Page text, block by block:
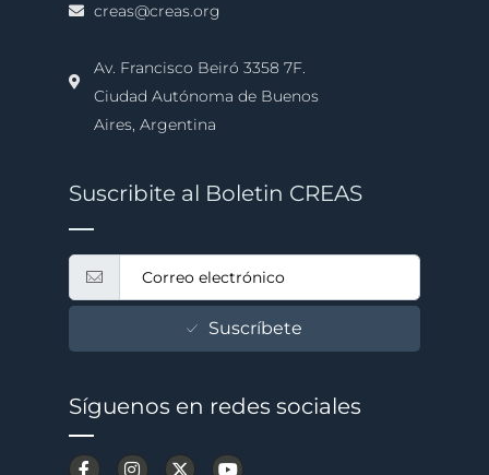
creas@creas.org
Av. Francisco Beiró 3358 7F.
Ciudad Autónoma de Buenos
Aires, Argentina
Suscribite al Boletin CREAS
Suscríbete
Síguenos en redes sociales